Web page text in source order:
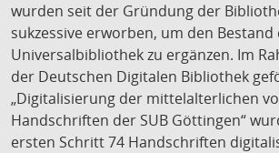
wurden seit der Gründung der
sukzessive erworben, um den Bestand
Universalbibliothek zu ergänzen. Im
der Deutschen Digitalen Bibliothek
„Digitalisierung der mittelalterlichen
Handschriften der SUB Göttingen“
ersten Schritt 74 Handschriften